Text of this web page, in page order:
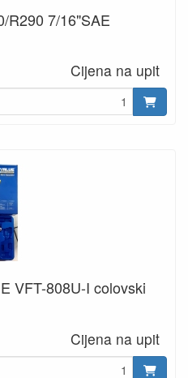
R290 7/16"SAE
Cijena na upit
VFT-808U-I colovski
Cijena na upit